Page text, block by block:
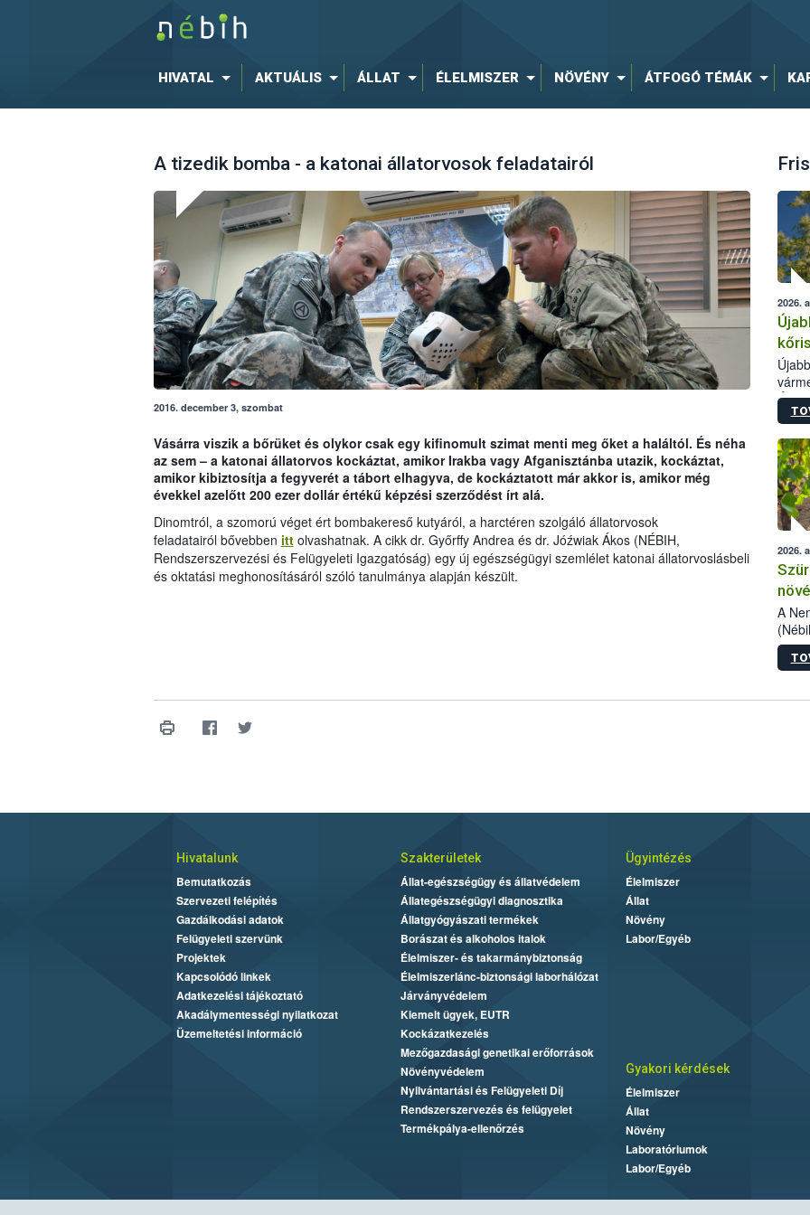
HIVATAL AKTUÁLIS ÁLLAT ÉLELMISZER NÖVÉNY ÁTFOGÓ TÉMÁK
A tizedik bomba - a katonai állatorvosok feladatairól
2016. december 3, szombat
Vásárra viszik a bőrüket és olykor csak egy kifinomult szimat menti meg őket a haláltól. És néha
az sem – a katonai állatorvos kockáztat, amikor Irakba vagy Afganisztánba utazik, kockáztat,
amikor kibiztosítja a fegyverét a tábort elhagyva, de kockáztatott már akkor is, amikor még
évekkel azelőtt 200 ezer dollár értékű képzési szerződést írt alá.
Dinomtról, a szomorú véget ért bombakereső kutyáról, a harctéren szolgáló állatorvosok
feladatairól bővebben ittolvashatnak. A cikk dr. Győrffy Andrea és dr. Jóźwiak Ákos (NÉBIH,
Rendszerszervezési és Felügyeleti Igazgatóság) egy új egészségügyi szemlélet katonai állatorvoslásbeli
és oktatási meghonosításáról szóló tanulmánya alapján készült.
2026.
2026.
A
Hivatalunk
Bemutatkozás
Szervezeti felépítés
Gazdálkodási adatok
Felügyeleti szervünk
Projektek
Kapcsolódó linkek
Adatkezelési tájékoztató
Akadálymentességi nyilatkozat
Üzemeltetési információ
Szakterületek
Állat-egészségügy és állatvédelem
Állategészségügyi diagnosztika
Állatgyógyászati termékek
Borászat és alkoholos italok
Élelmiszer- és takarmánybiztonság
Élelmiszerlánc-biztonsági laborhálózat
Járványvédelem
Kiemelt ügyek, EUTR
Kockázatkezelés
Mezőgazdasági genetikai erőforrások
Növényvédelem
Nyilvántartási és Felügyeleti Díj
Rendszerszervezés és felügyelet
Termékpálya-ellenőrzés
Ügyintézés
Élelmiszer
Állat
Növény
Labor/Egyéb
Gyakori kérdések
Élelmiszer
Állat
Növény
Laboratóriumok
Labor/Egyéb